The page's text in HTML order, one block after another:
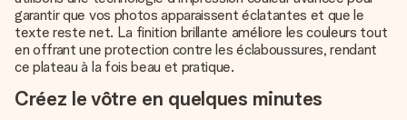
garantir que vos photos apparaissent éclatantes et que le
texte reste net. La finition brillante améliore les couleurs tout
en offrant une protection contre les éclaboussures, rendant
ce plateau à la fois beau et pratique.
Créez le vôtre en quelques minutes